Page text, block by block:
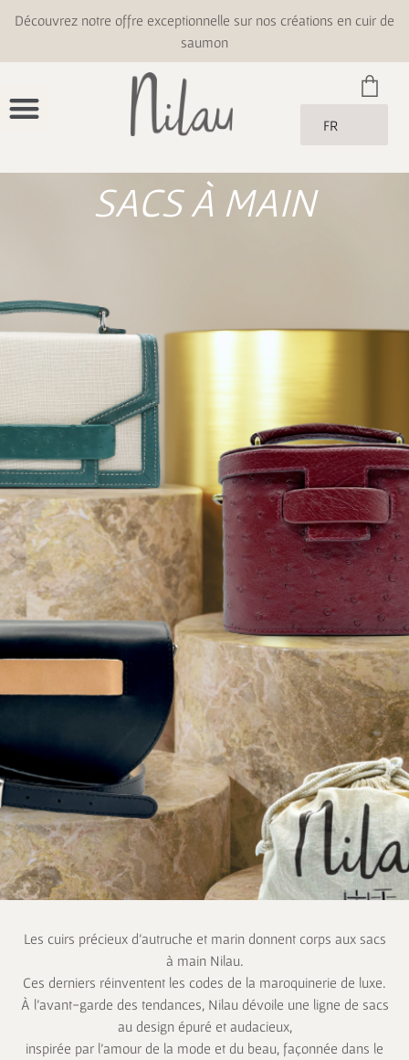
Découvrez notre offre exceptionnelle sur nos créations en cuir de
saumon
FR
SACS À MAIN
Les cuirs précieux d’autruche et marin donnent corps aux sacs
à main Nilau.
Ces derniers réinventent les codes de la maroquinerie de luxe.
À l’avant-garde des tendances, Nilau dévoile une ligne de sacs
au design épuré et audacieux,
inspirée par l’amour de la mode et du beau, façonnée dans le